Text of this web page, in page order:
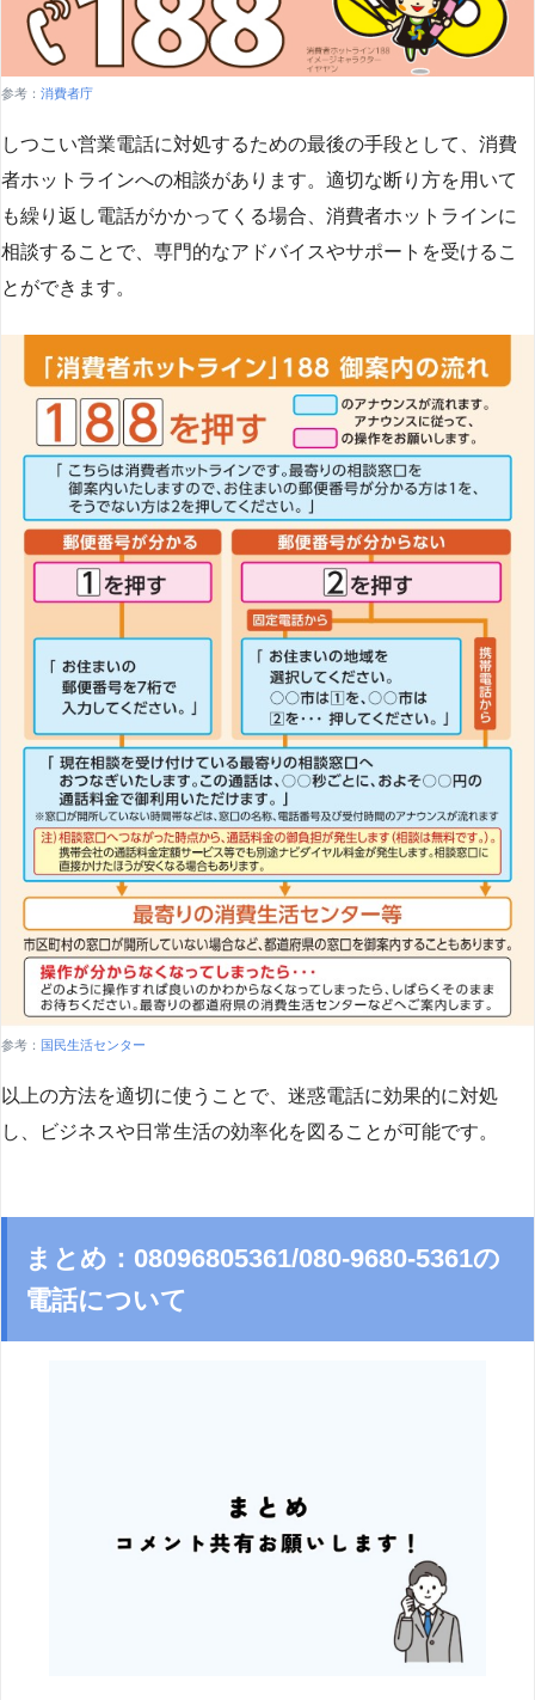
参考： 消費者庁
しつこい営業電話に対処するための最後の手段として、消費
者ホットラインへの相談があります。適切な断り方を用いて
も繰り返し電話がかかってくる場合、消費者ホットラインに
相談することで、専門的なアドバイスやサポートを受けるこ
とができます​​。
参考： 国民生活センター
以上の方法を適切に使うことで、迷惑電話に効果的に対処
し、ビジネスや日常生活の効率化を図ることが可能です。
まとめ：08096805361/080-9680-5361の
電話について